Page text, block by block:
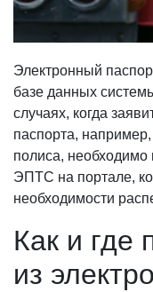
Электронный
базе данных
случаях, когда
паспорта,
полиса, необходимо
ЭПТС на портале,
необходимости
Как и где
из